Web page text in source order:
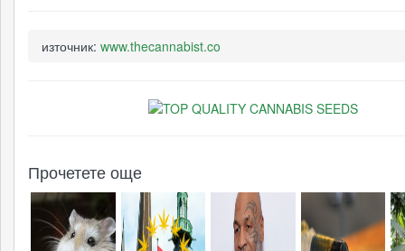
източник: www.thecannabist.co
Прочетете още